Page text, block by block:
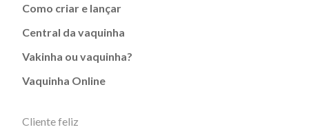
Como criar e lançar
Central da vaquinha
Vakinha ou vaquinha?
Vaquinha Online
Cliente feliz